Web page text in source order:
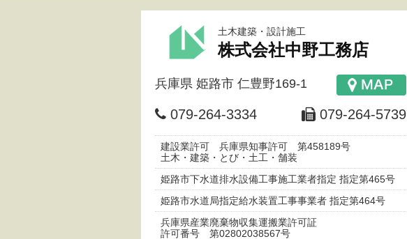
土木建築・設計施工
株式会社中野工務店
兵庫県 姫路市 仁豊野169-1
079-264-3334 079-264-5739
建設業許可 兵庫県知事許可 第458189号
土木・建築・とび・土工・舗装
姫路市下水道排水設備工事施工業者指定 指定第465号
姫路市水道局指定給水装置工事事業者 指定第464号
兵庫県産業廃棄物収集運搬業許可証
許可番号 第02802038567号